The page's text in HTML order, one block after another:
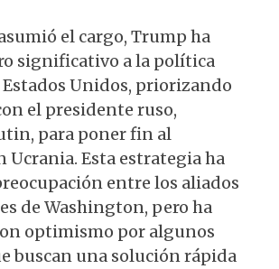
el cargo, Trump ha
significativo a la política
Unidos, priorizando
el presidente ruso,
para poner fin al
Ucrania. Esta estrategia ha
entre los aliados
de Washington, pero ha
optimismo por algunos
buscan una solución rápida